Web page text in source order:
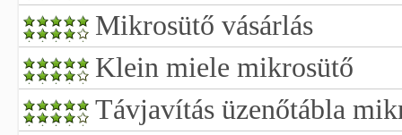
Mikrosütő vásárlás
Klein miele mikrosütő
Távjavítás üzenőtábla